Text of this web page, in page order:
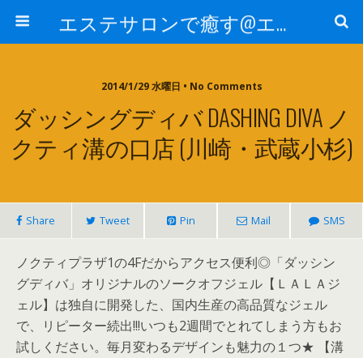
エステサロンで癒す@エステ～全国エステ情報
2014/1/29 水曜日 • No Comments
ダッシングディバ DASHING DIVA ノ
クティ溝の口店 (川崎・武蔵小杉)
Share Tweet Pin Mail SMS
ノクティプラザ1の4Fだからアクセス便利◎「ダッシン
グディバ」オリジナルのソークオフジェル【ＬＡＬＡジ
ェル】は独自に開発した、国内生産の高品質なジェル
で、リピーター続出!!!いつも2週間でとれてしまう方もお
試しください。毎月変わるデザインも魅力の１つ★ 【溝